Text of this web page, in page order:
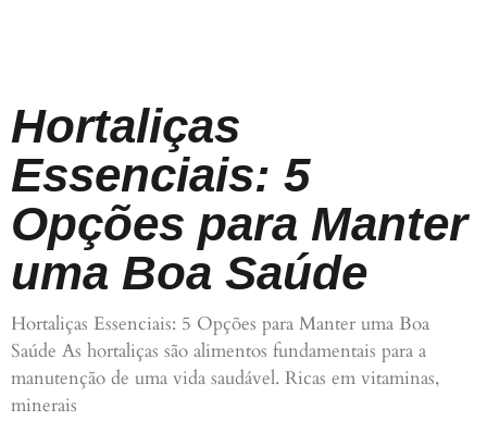
Hortaliças
Essenciais: 5
Opções para Manter
uma Boa Saúde
Hortaliças Essenciais: 5 Opções para Manter uma Boa
Saúde As hortaliças são alimentos fundamentais para a
manutenção de uma vida saudável. Ricas em vitaminas,
minerais